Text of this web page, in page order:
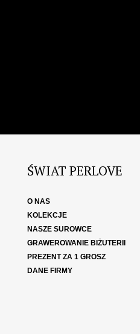
ŚWIAT PERLOVE
O NAS
KOLEKCJE
NASZE SUROWCE
GRAWEROWANIE BIŻUTERII
PREZENT ZA 1 GROSZ
DANE FIRMY